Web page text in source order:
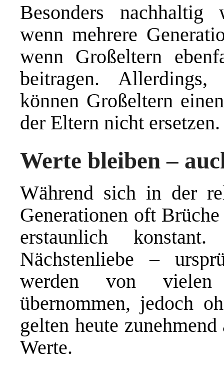
Besonders
wenn mehrere
wenn Großeltern
beitragen.
können Großeltern
der Eltern nicht ersetzen.
Werte bleiben –
Während sich in der
Generationen oft
erstaunlich
Nächstenliebe –
werden von vielen
übernommen, jedoch
gelten heute
Werte.